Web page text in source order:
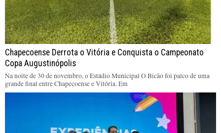
Chapecoense Derrota o Vitória e Conquista o Campeonato
Copa Augustinópolis
Na noite de 30 de novembro, o Estádio Municipal O Bicão foi palco de uma
grande final entre Chapecoense e Vitória. Em